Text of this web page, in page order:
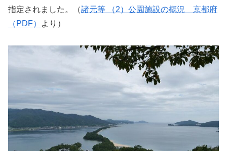
指定されました。（諸元等 （2）公園施設の概況 京都府
（PDF）
より）